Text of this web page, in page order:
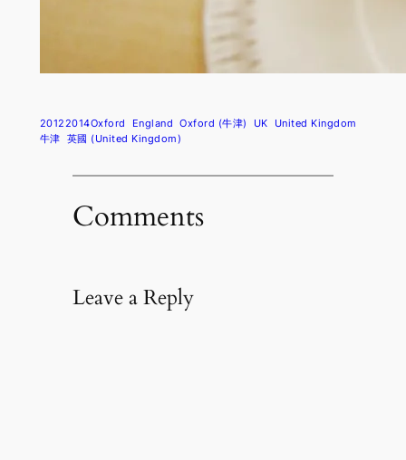
20122014Oxford England Oxford (牛津) UK
United Kingdom
牛津 英國 (United Kingdom)
Comments
Leave a Reply